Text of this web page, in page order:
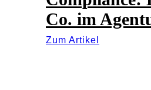
Co. im
Zum Artikel